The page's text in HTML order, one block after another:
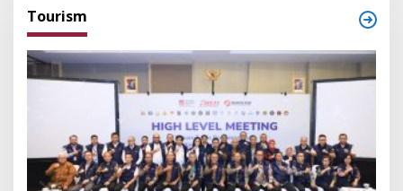
Tourism